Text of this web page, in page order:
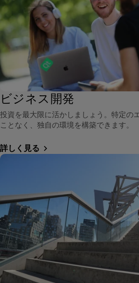
ビジネス開発
投資を最大限に活かしましょう。特定の
ことなく、独自の環境を構築できます。
詳しく見る